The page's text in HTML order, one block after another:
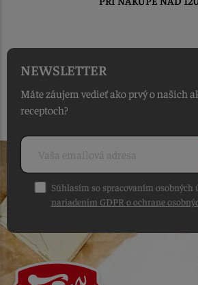
NEWSLETTER
Máte záujem vedieť ako prvý o našich
receptoch?
Súhlasím so spracovaním osobných
nariadením GDPR o ochrane